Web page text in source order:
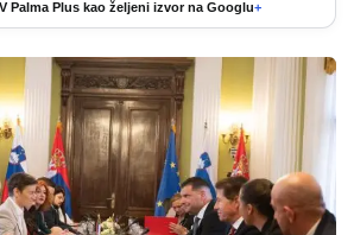
Palma Plus kao željeni izvor na Googlu+